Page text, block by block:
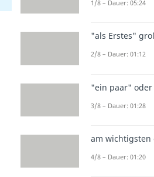
1/8 – Dauer: 05:24
"als Erstes"
2/8 – Dauer: 01:12
"ein paar"
3/8 – Dauer: 01:28
am wichtigsten
4/8 – Dauer: 01:20